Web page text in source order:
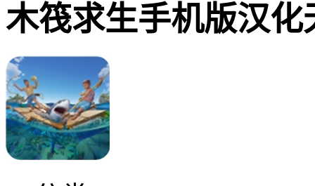
木筏求生手机版汉化